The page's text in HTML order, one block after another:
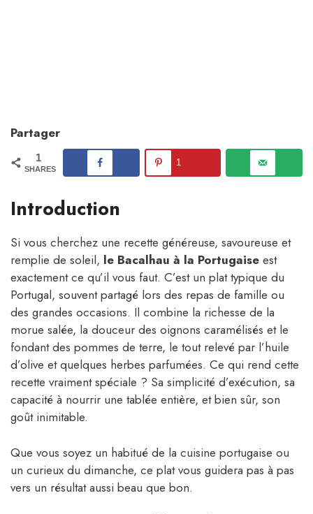
Partager
1
SHARES
1
Introduction
Si vous cherchez une recette généreuse, savoureuse et
remplie de soleil, le Bacalhau à la Portugaise est
exactement ce qu’il vous faut. C’est un plat typique du
Portugal, souvent partagé lors des repas de famille ou
des grandes occasions. Il combine la richesse de la
morue salée, la douceur des oignons caramélisés et le
fondant des pommes de terre, le tout relevé par l’huile
d’olive et quelques herbes parfumées. Ce qui rend cette
recette vraiment spéciale ? Sa simplicité d’exécution, sa
capacité à nourrir une tablée entière, et bien sûr, son
goût inimitable.
Que vous soyez un habitué de la cuisine portugaise ou
un curieux du dimanche, ce plat vous guidera pas à pas
vers un résultat aussi beau que bon.